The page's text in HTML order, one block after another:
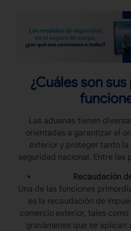
¿Cuáles son
Las aduanas tienen
orientadas a garantizar el
exterior y proteger tanto la
seguridad nacional. Entre las
Recaudación
Una de las funciones
es la recaudación de
comercio exterior, tales
gravámenes que se aplican